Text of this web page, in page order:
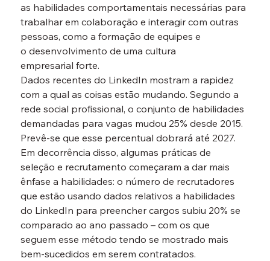
as habilidades comportamentais necessárias para
trabalhar em colaboração e interagir com outras
pessoas, como a formação de equipes e
o desenvolvimento de uma cultura
empresarial forte.
Dados recentes do LinkedIn mostram a rapidez
com a qual as coisas estão mudando. Segundo a
rede social profissional, o conjunto de habilidades
demandadas para vagas mudou 25% desde 2015.
Prevê-se que esse percentual dobrará até 2027.
Em decorrência disso, algumas práticas de
seleção e recrutamento começaram a dar mais
ênfase a habilidades: o número de recrutadores
que estão usando dados relativos a habilidades
do LinkedIn para preencher cargos subiu 20% se
comparado ao ano passado – com os que
seguem esse método tendo se mostrado mais
bem-sucedidos em serem contratados.